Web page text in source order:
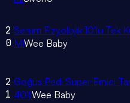
2
0
Serum Fizyolojik 10'lu Tek
MlWee Baby
2
1
Göğüs Pedi Süper Emici
40'lıWee Baby